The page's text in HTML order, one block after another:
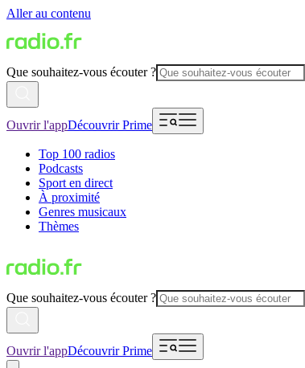
Aller au contenu
Que souhaitez-vous écouter ?
Ouvrir l'appDécouvrir Prime
Top 100 radios
Podcasts
Sport en direct
À proximité
Genres musicaux
Thèmes
Que souhaitez-vous écouter ?
Ouvrir l'appDécouvrir Prime